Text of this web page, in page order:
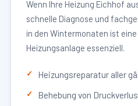
Wenn Ihre Heizung Eichhof
schnelle Diagnose und
in den Wintermonaten ist
Heizungsanlage essenziell.
Heizungsreparatur aller
Behebung von